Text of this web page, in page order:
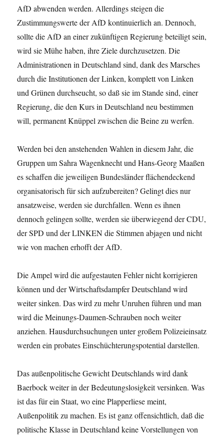
AfD abwenden werden. Allerdings steigen die
Zustimmungswerte der AfD kontinuierlich an. Dennoch,
sollte die AfD an einer zukünftigen Regierung beteiligt sein,
wird sie Mühe haben, ihre Ziele durchzusetzen. Die
Administrationen in Deutschland sind, dank des Marsches
durch die Institutionen der Linken, komplett von Linken
und Grünen durchseucht, so daß sie im Stande sind, einer
Regierung, die den Kurs in Deutschland neu bestimmen
will, permanent Knüppel zwischen die Beine zu werfen.
Werden bei den anstehenden Wahlen in diesem Jahr, die
Gruppen um Sahra Wagenknecht und Hans-Georg Maaßen
es schaffen die jeweiligen Bundesländer flächendeckend
organisatorisch für sich aufzubereiten? Gelingt dies nur
ansatzweise, werden sie durchfallen. Wenn es ihnen
dennoch gelingen sollte, werden sie überwiegend der CDU,
der SPD und der LINKEN die Stimmen abjagen und nicht
wie von machen erhofft der AfD.
Die Ampel wird die aufgestauten Fehler nicht korrigieren
können und der Wirtschaftsdampfer Deutschland wird
weiter sinken. Das wird zu mehr Unruhen führen und man
wird die Meinungs-Daumen-Schrauben noch weiter
anziehen. Hausdurchsuchungen unter großem Polizeieinsatz
werden ein probates Einschüchterungspotential darstellen.
Das außenpolitische Gewicht Deutschlands wird dank
Baerbock weiter in der Bedeutungslosigkeit versinken. Was
ist das für ein Staat, wo eine Plapperliese meint,
Außenpolitik zu machen. Es ist ganz offensichtlich, daß die
politische Klasse in Deutschland keine Vorstellungen von